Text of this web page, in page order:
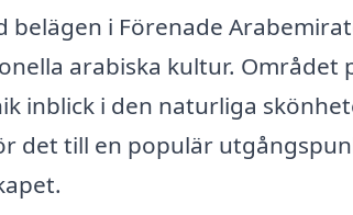
belägen i Förenade
arabiska kultur. Området
inblick i den naturliga
det till en populär